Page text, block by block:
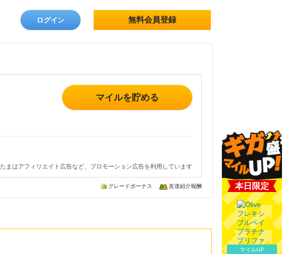
ログイン 無料会員登録
マイルを貯める
まはアフィリエイト広告など、プロモーション広告を利用しています
グレードボーナス 友達紹介報酬 本日限定
マイルUP